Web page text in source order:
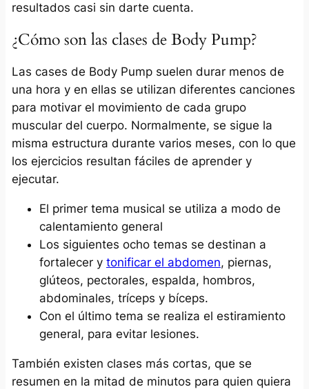
resultados casi sin darte cuenta.
¿Cómo son las clases de Body Pump?
Las cases de Body Pump suelen durar menos de
una hora y en ellas se utilizan diferentes canciones
para motivar el movimiento de cada grupo
muscular del cuerpo. Normalmente, se sigue la
misma estructura durante varios meses, con lo que
los ejercicios resultan fáciles de aprender y
ejecutar.
El primer tema musical se utiliza a modo de
calentamiento general
Los siguientes ocho temas se destinan a
fortalecer y tonificar el abdomen, piernas,
glúteos, pectorales, espalda, hombros,
abdominales, tríceps y bíceps.
Con el último tema se realiza el estiramiento
general, para evitar lesiones.
También existen clases más cortas, que se
resumen en la mitad de minutos para quien quiera